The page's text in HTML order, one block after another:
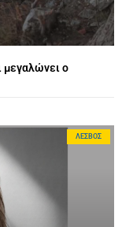
μεγαλώνει ο
ΛΈΣΒΟΣ